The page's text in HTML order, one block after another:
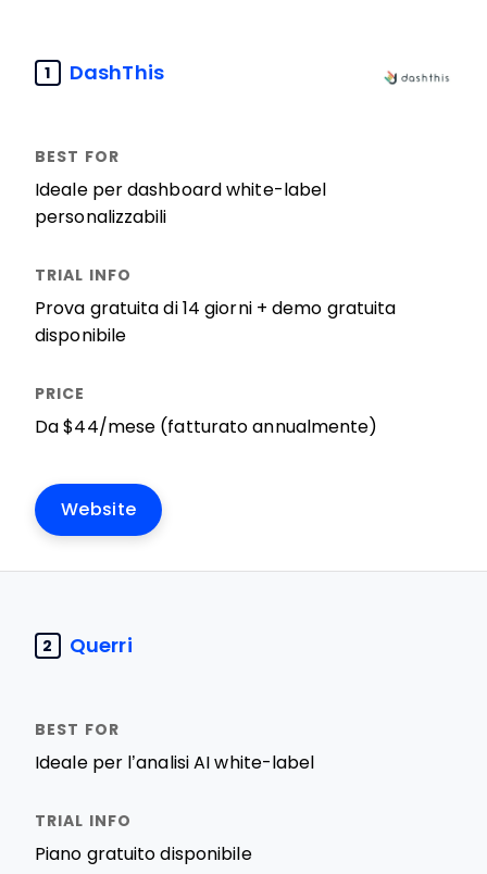
1 DashThis
Ideale per dashboard white-label
personalizzabili
Prova gratuita di 14 giorni + demo gratuita
disponibile
Da $44/mese (fatturato annualmente)
Website
2 Querri
Ideale per l’analisi AI white-label
Piano gratuito disponibile